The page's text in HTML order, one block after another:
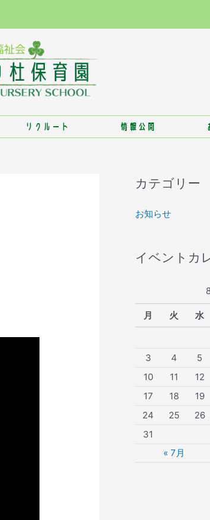
リクルート 情報公開
カテゴリー
お知らせ
イベントカ
月 火 水
3
4 5
10
11 12
17
18 19
24
25 26
31
« 7月